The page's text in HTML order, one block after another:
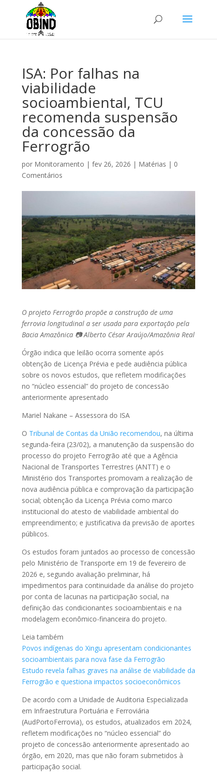
ISA: Por falhas na
viabilidade
socioambiental, TCU
recomenda suspensão
da concessão da
Ferrogrão
por Monitoramento | fev 26, 2026 | Matérias | 0
Comentários
O projeto Ferrogrão propõe a construção de uma
ferrovia longitudinal a ser usada para exportação pela
Bacia Amazônica 📷 Alberto César Araújo/Amazônia Real
Órgão indica que leilão ocorra somente após
obtenção de Licença Prévia e pede audiência pública
sobre os novos estudos, que refletem modificações
no “núcleo essencial” do projeto de concessão
anteriormente apresentado
Mariel Nakane – Assessora do ISA
O Tribunal de Contas da União recomendou, na última
segunda-feira (23/02), a manutenção da suspensão do
processo do projeto Ferrogrão até que a Agência
Nacional de Transportes Terrestres (ANTT) e o
Ministério dos Transportes promovam a realização de
nova audiência pública e comprovação da participação
social; obtenção da Licença Prévia como marco
institucional do atesto de viabilidade ambiental do
empreendimento; e justificativa da previsão de aportes
públicos.
Os estudos foram juntados ao processo de concessão
pelo Ministério de Transporte em 19 de fevereiro de
2026 e, segundo avaliação preliminar, há
impedimentos para continuidade da análise do projeto
por conta de lacunas na participação social, na
definição das condicionantes socioambientais e na
modelagem econômico-financeira do projeto.
Leia também
Povos indígenas do Xingu apresentam condicionantes
socioambientais para nova fase da Ferrogrão
Estudo revela falhas graves na análise de viabilidade da
Ferrogrão e questiona impactos socioeconômicos
De acordo com a Unidade de Auditoria Especializada
em Infraestrutura Portuária e Ferroviária
(AudPortoFerrovia), os estudos, atualizados em 2024,
refletem modificações no “núcleo essencial” do
projeto de concessão anteriormente apresentado ao
órgão, em 2020, mas que não foram submetidos à
participação social.